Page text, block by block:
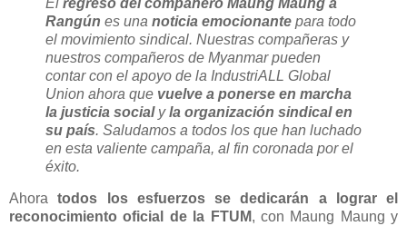
Rangún es una noticia emocionante para todo
el movimiento sindical. Nuestras compañeras y
nuestros compañeros de Myanmar pueden
contar con el apoyo de la IndustriALL Global
Union ahora que vuelve a ponerse en marcha
la justicia socialyla organización sindical en
su país. Saludamos a todos los que han luchado
en esta valiente campaña, al fin coronada por el
éxito.
Ahoratodos los esfuerzos se dedicarán a lograr el
reconocimiento oficial de la FTUM, con Maung Maung y